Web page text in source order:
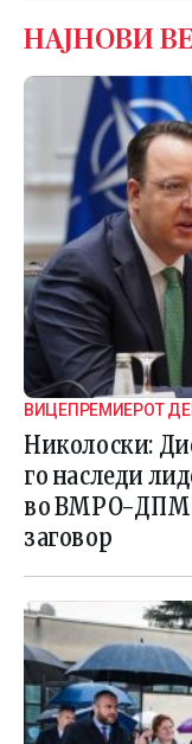
НАЈНОВИ
ВИЦЕПРЕМИЕРОТ
ВНАТРЕПАРТИСКИ
Николоски:
го наследи
во ВМРО-
заговор